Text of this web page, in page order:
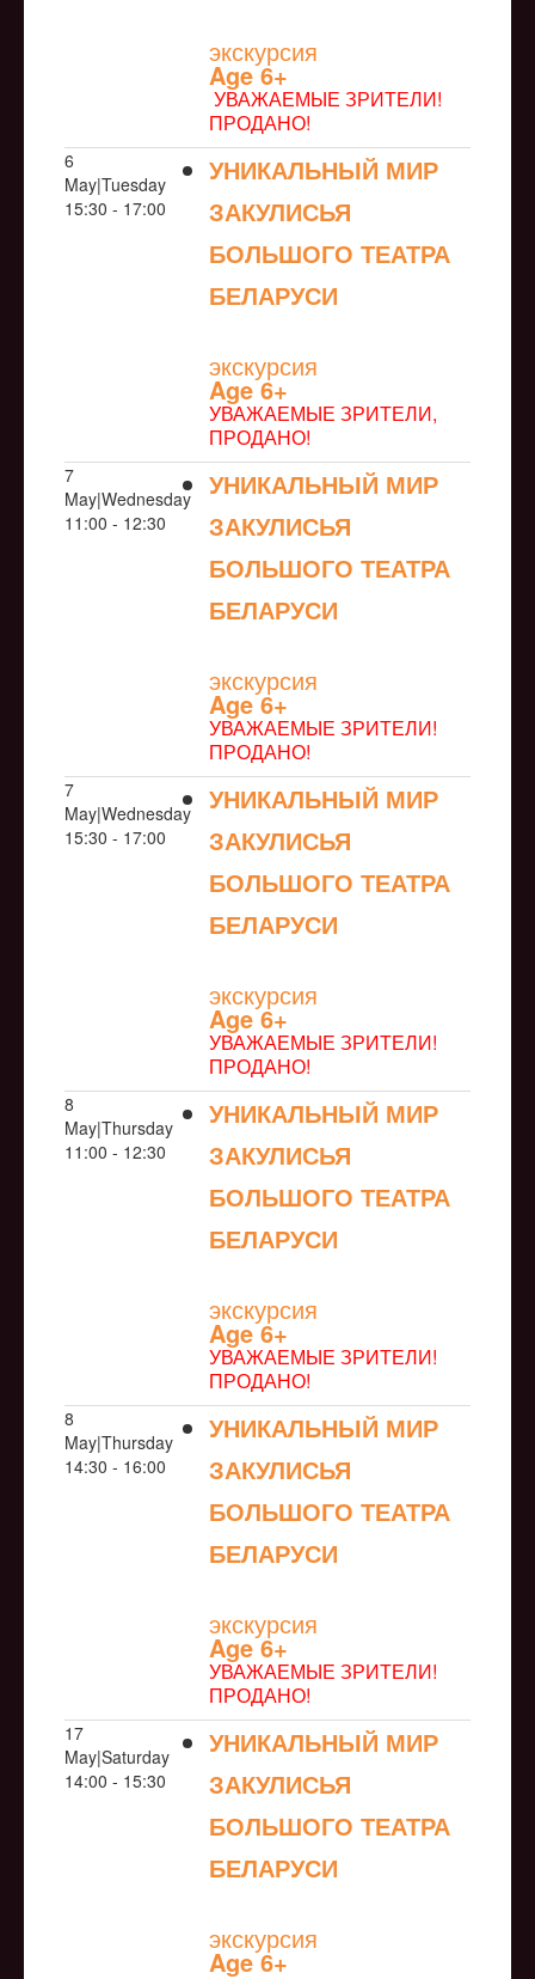
экскурсия
Age 6+
УВАЖАЕМЫЕ ЗРИТЕЛИ!
ПРОДАНО!
6
May|Tuesday
15:30 - 17:00
УНИКАЛЬНЫЙ МИР
ЗАКУЛИСЬЯ
БОЛЬШОГО ТЕАТРА
БЕЛАРУСИ
экскурсия
Age 6+
УВАЖАЕМЫЕ ЗРИТЕЛИ,
ПРОДАНО!
7
May|Wednesday
11:00 - 12:30
УНИКАЛЬНЫЙ МИР
ЗАКУЛИСЬЯ
БОЛЬШОГО ТЕАТРА
БЕЛАРУСИ
экскурсия
Age 6+
УВАЖАЕМЫЕ ЗРИТЕЛИ!
ПРОДАНО!
7
May|Wednesday
15:30 - 17:00
УНИКАЛЬНЫЙ МИР
ЗАКУЛИСЬЯ
БОЛЬШОГО ТЕАТРА
БЕЛАРУСИ
экскурсия
Age 6+
УВАЖАЕМЫЕ ЗРИТЕЛИ!
ПРОДАНО!
8
May|Thursday
11:00 - 12:30
УНИКАЛЬНЫЙ МИР
ЗАКУЛИСЬЯ
БОЛЬШОГО ТЕАТРА
БЕЛАРУСИ
экскурсия
Age 6+
УВАЖАЕМЫЕ ЗРИТЕЛИ!
ПРОДАНО!
8
May|Thursday
14:30 - 16:00
УНИКАЛЬНЫЙ МИР
ЗАКУЛИСЬЯ
БОЛЬШОГО ТЕАТРА
БЕЛАРУСИ
экскурсия
Age 6+
УВАЖАЕМЫЕ ЗРИТЕЛИ!
ПРОДАНО!
17
May|Saturday
14:00 - 15:30
УНИКАЛЬНЫЙ МИР
ЗАКУЛИСЬЯ
БОЛЬШОГО ТЕАТРА
БЕЛАРУСИ
экскурсия
Age 6+